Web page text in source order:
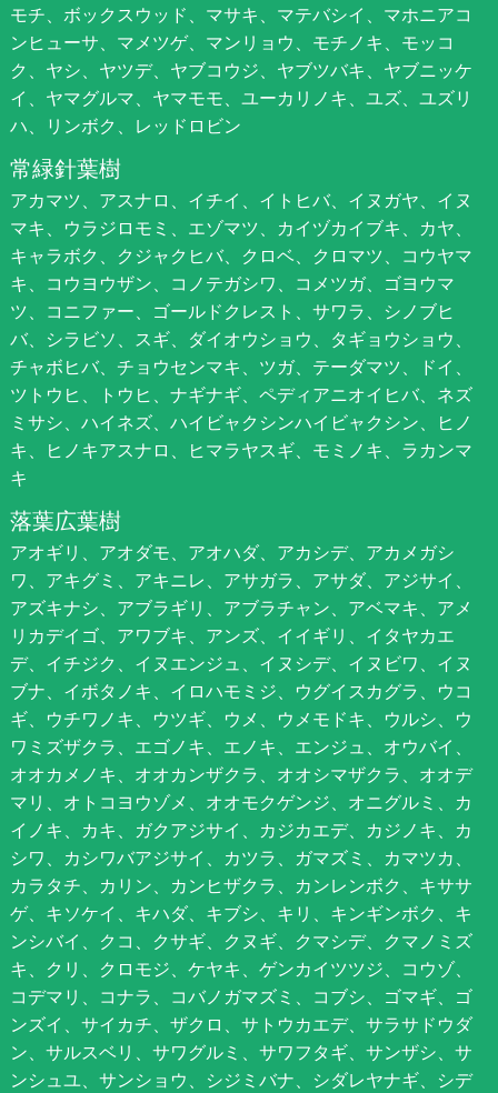
モチ、ボックスウッド、マサキ、マテバシイ、マホニアコ
ンヒューサ、マメツゲ、マンリョウ、モチノキ、モッコ
ク、ヤシ、ヤツデ、ヤブコウジ、ヤブツバキ、ヤブニッケ
イ、ヤマグルマ、ヤマモモ、ユーカリノキ、ユズ、ユズリ
ハ、リンボク、レッドロビン
常緑針葉樹
アカマツ、アスナロ、イチイ、イトヒバ、イヌガヤ、イヌ
マキ、ウラジロモミ、エゾマツ、カイヅカイブキ、カヤ、
キャラボク、クジャクヒバ、クロベ、クロマツ、コウヤマ
キ、コウヨウザン、コノテガシワ、コメツガ、ゴヨウマ
ツ、コニファー、ゴールドクレスト、サワラ、シノブヒ
バ、シラビソ、スギ、ダイオウショウ、タギョウショウ、
チャボヒバ、チョウセンマキ、ツガ、テーダマツ、ドイ、
ツトウヒ、トウヒ、ナギナギ、ペディアニオイヒバ、ネズ
ミサシ、ハイネズ、ハイビャクシンハイビャクシン、ヒノ
キ、ヒノキアスナロ、ヒマラヤスギ、モミノキ、ラカンマ
キ
落葉広葉樹
アオギリ、アオダモ、アオハダ、アカシデ、アカメガシ
ワ、アキグミ、アキニレ、アサガラ、アサダ、アジサイ、
アズキナシ、アブラギリ、アブラチャン、アベマキ、アメ
リカデイゴ、アワブキ、アンズ、イイギリ、イタヤカエ
デ、イチジク、イヌエンジュ、イヌシデ、イヌビワ、イヌ
ブナ、イボタノキ、イロハモミジ、ウグイスカグラ、ウコ
ギ、ウチワノキ、ウツギ、ウメ、ウメモドキ、ウルシ、ウ
ワミズザクラ、エゴノキ、エノキ、エンジュ、オウバイ、
オオカメノキ、オオカンザクラ、オオシマザクラ、オオデ
マリ、オトコヨウゾメ、オオモクゲンジ、オニグルミ、カ
イノキ、カキ、ガクアジサイ、カジカエデ、カジノキ、カ
シワ、カシワバアジサイ、カツラ、ガマズミ、カマツカ、
カラタチ、カリン、カンヒザクラ、カンレンボク、キササ
ゲ、キソケイ、キハダ、キブシ、キリ、キンギンボク、キ
ンシバイ、クコ、クサギ、クヌギ、クマシデ、クマノミズ
キ、クリ、クロモジ、ケヤキ、ゲンカイツツジ、コウゾ、
コデマリ、コナラ、コバノガマズミ、コブシ、ゴマギ、ゴ
ンズイ、サイカチ、ザクロ、サトウカエデ、サラサドウダ
ン、サルスベリ、サワグルミ、サワフタギ、サンザシ、サ
ンシュユ、サンショウ、シジミバナ、シダレヤナギ、シデ